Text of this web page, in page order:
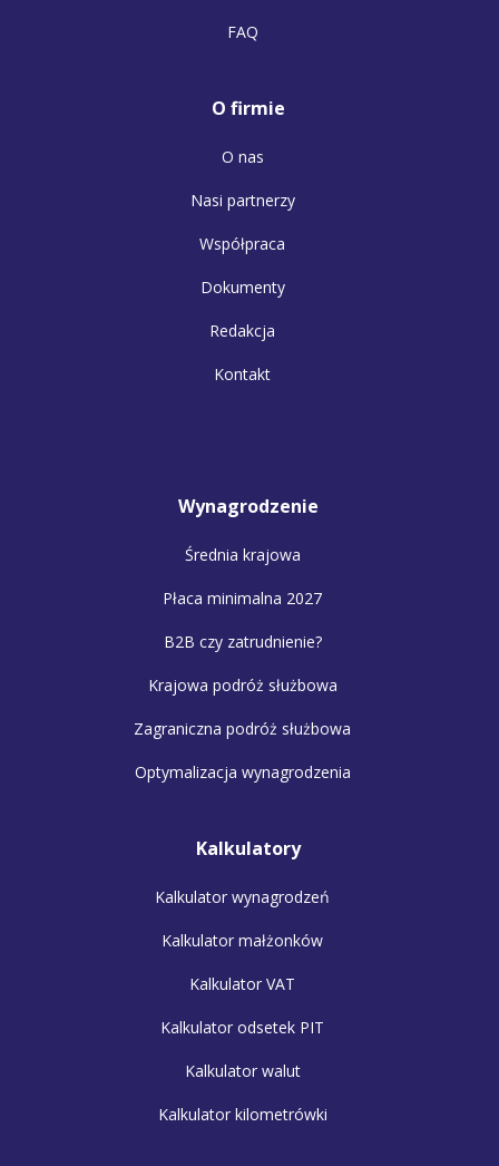
FAQ
O firmie
O nas
Nasi partnerzy
Współpraca
Dokumenty
Redakcja
Kontakt
Wynagrodzenie
Średnia krajowa
Płaca minimalna 2027
B2B czy zatrudnienie?
Krajowa podróż służbowa
Zagraniczna podróż służbowa
Optymalizacja wynagrodzenia
Kalkulatory
Kalkulator wynagrodzeń
Kalkulator małżonków
Kalkulator VAT
Kalkulator odsetek PIT
Kalkulator walut
Kalkulator kilometrówki